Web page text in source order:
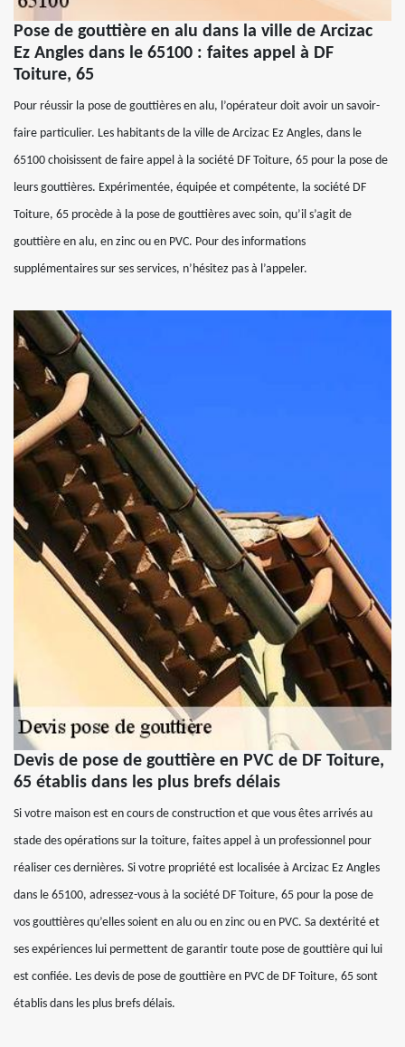
Pose de gouttière en alu dans la ville de Arcizac
Ez Angles dans le 65100 : faites appel à DF
Toiture, 65
Pour réussir la pose de gouttières en alu, l’opérateur doit avoir un savoir-
faire particulier. Les habitants de la ville de Arcizac Ez Angles, dans le
65100 choisissent de faire appel à la société DF Toiture, 65 pour la pose de
leurs gouttières. Expérimentée, équipée et compétente, la société DF
Toiture, 65 procède à la pose de gouttières avec soin, qu’il s’agit de
gouttière en alu, en zinc ou en PVC. Pour des informations
supplémentaires sur ses services, n’hésitez pas à l’appeler.
Devis de pose de gouttière en PVC de DF Toiture,
65 établis dans les plus brefs délais
Si votre maison est en cours de construction et que vous êtes arrivés au
stade des opérations sur la toiture, faites appel à un professionnel pour
réaliser ces dernières. Si votre propriété est localisée à Arcizac Ez Angles
dans le 65100, adressez-vous à la société DF Toiture, 65 pour la pose de
vos gouttières qu’elles soient en alu ou en zinc ou en PVC. Sa dextérité et
ses expériences lui permettent de garantir toute pose de gouttière qui lui
est confiée. Les devis de pose de gouttière en PVC de DF Toiture, 65 sont
établis dans les plus brefs délais.